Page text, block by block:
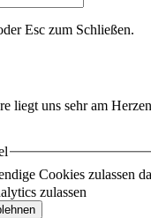
Esc zum Schließen.
liegt uns sehr am
Cookies zulassen
zulassen